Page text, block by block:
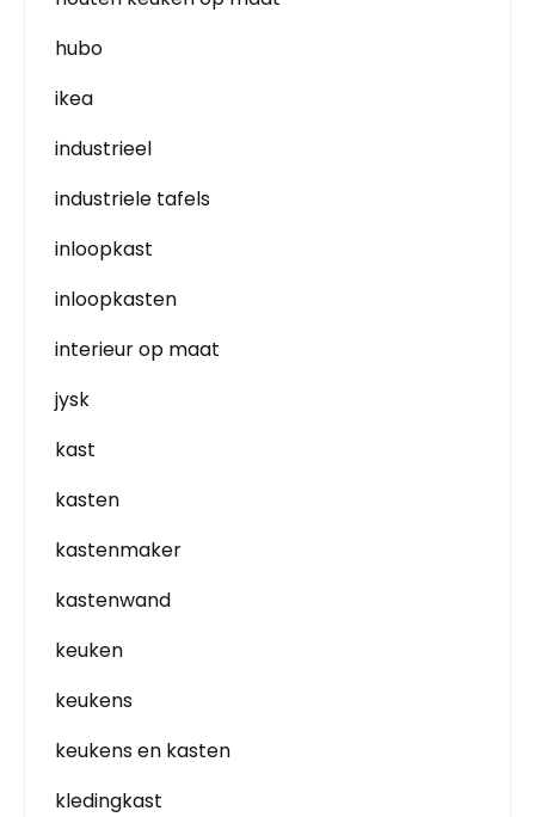
hubo
ikea
industrieel
industriele tafels
inloopkast
inloopkasten
interieur op maat
jysk
kast
kasten
kastenmaker
kastenwand
keuken
keukens
keukens en kasten
kledingkast